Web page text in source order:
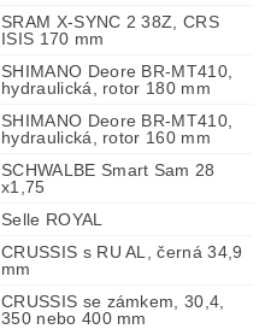
SRAM X-SYNC 2 38Z, CRS
ISIS 170 mm
SHIMANO Deore BR-MT410,
hydraulická, rotor 180 mm
SHIMANO Deore BR-MT410,
hydraulická, rotor 160 mm
SCHWALBE Smart Sam 28
x1,75
Selle ROYAL
CRUSSIS s RU AL, černá 34,9
mm
CRUSSIS se zámkem, 30,4,
350 nebo 400 mm